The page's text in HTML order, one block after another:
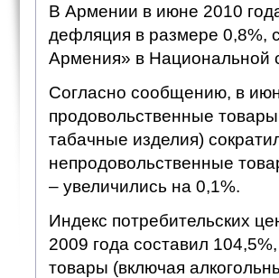
В Армении в июне 2010
дефляция в размере 0,8%,
Армения» в Национальной
Согласно сообщению, в
продовольственные
табачные изделия)
непродовольственные
– увеличились на 0,1%.
Индекс потребительских
2009 года составил
товары (включая